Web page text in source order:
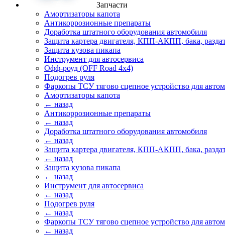
Запчасти
Амортизаторы капота
Антикоррозионные препараты
Доработка штатного оборудования автомобиля
Защита картера двигателя, КПП-АКПП, бака,
Защита кузова пикапа
Инструмент для автосервиса
Офф-роуд (OFF Road 4x4)
Подогрев руля
Фаркопы ТСУ тягово сцепное устройство для
Амортизаторы капота
← назад
Антикоррозионные препараты
← назад
Доработка штатного оборудования автомобиля
← назад
Защита картера двигателя, КПП-АКПП, бака,
← назад
Защита кузова пикапа
← назад
Инструмент для автосервиса
← назад
Подогрев руля
← назад
Фаркопы ТСУ тягово сцепное устройство для
← назад